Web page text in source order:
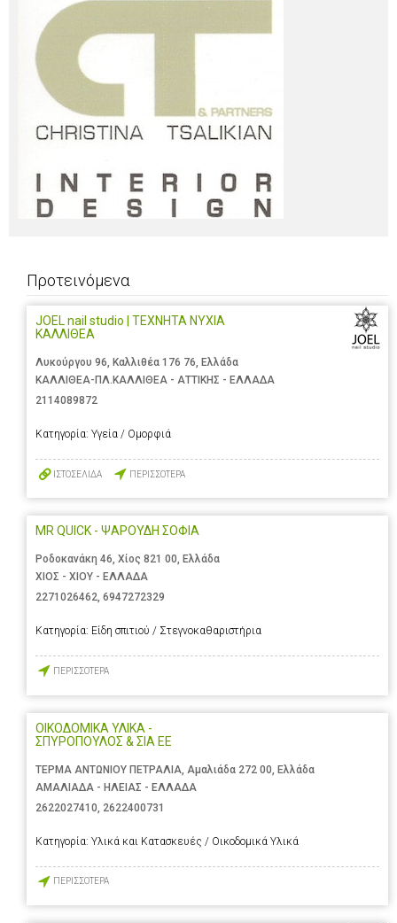
Προτεινόμενα
JOEL nail studio | ΤΕΧΝΗΤΑ ΝΥΧΙΑ
ΚΑΛΛΙΘΕΑ
Λυκούργου 96, Καλλιθέα 176 76, Ελλάδα
ΚΑΛΛΙΘΕΑ-ΠΛ.ΚΑΛΛΙΘΕΑ - ΑΤΤΙΚΗΣ - ΕΛΛΑΔΑ
2114089872
Κατηγορία: Υγεία / Ομορφιά
ΙΣΤΟΣΕΛΙΔΑ ΠΕΡΙΣΣΟΤΕΡΑ
MR QUICK - ΨΑΡΟΥΔΗ ΣΟΦΙΑ
Ροδοκανάκη 46, Χίος 821 00, Ελλάδα
ΧΙΟΣ - ΧΙΟΥ - ΕΛΛΑΔΑ
2271026462, 6947272329
Κατηγορία: Είδη σπιτιού / Στεγνοκαθαριστήρια
ΠΕΡΙΣΣΟΤΕΡΑ
ΟΙΚΟΔΟΜΙΚΑ ΥΛΙΚΑ -
ΣΠΥΡΟΠΟΥΛΟΣ & ΣΙΑ ΕΕ
ΤΕΡΜΑ ΑΝΤΩΝΙΟΥ ΠΕΤΡΑΛΙΑ, Αμαλιάδα 272 00, Ελλάδα
ΑΜΑΛΙΑΔΑ - ΗΛΕΙΑΣ - ΕΛΛΑΔΑ
2622027410 2622400731
Κατηγορία: Υλικά και Κατασκευές / Οικοδομικά Υλικά
ΠΕΡΙΣΣΟΤΕΡΑ